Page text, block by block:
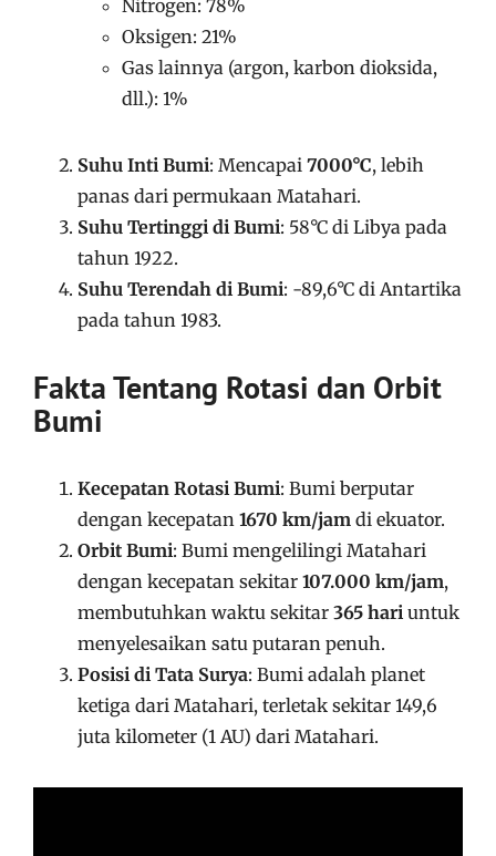
Nitrogen: 78%
Oksigen: 21%
Gas lainnya (argon, karbon dioksida,
dll.): 1%
Suhu Inti Bumi: Mencapai 7000°C, lebih
panas dari permukaan Matahari.
Suhu Tertinggi di Bumi: 58°C di Libya pada
tahun 1922.
Suhu Terendah di Bumi: -89,6°C di Antartika
pada tahun 1983.
Fakta Tentang Rotasi dan Orbit
Bumi
Kecepatan Rotasi Bumi: Bumi berputar
dengan kecepatan 1670 km/jam di ekuator.
Orbit Bumi: Bumi mengelilingi Matahari
dengan kecepatan sekitar 107.000 km/jam,
membutuhkan waktu sekitar 365 hari untuk
menyelesaikan satu putaran penuh.
Posisi di Tata Surya: Bumi adalah planet
ketiga dari Matahari, terletak sekitar 149,6
juta kilometer (1 AU) dari Matahari.